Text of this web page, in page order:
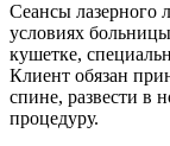
Сеансы лазерного
условиях
кушетке,
Клиент обязан
спине, развести в
процедуру.